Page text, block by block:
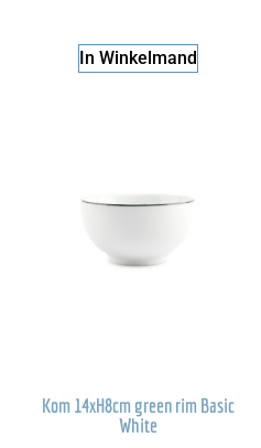
In Winkelmand
Kom 14xH8cm green rim Basic
White